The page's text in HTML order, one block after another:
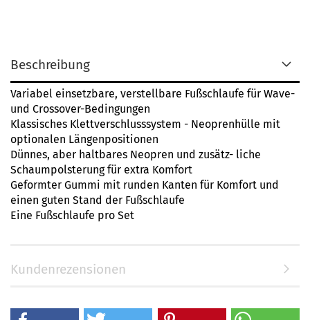
Beschreibung
Variabel einsetzbare, verstellbare Fußschlaufe für Wave-
und Crossover-Bedingungen
Klassisches Klettverschlusssystem - Neoprenhülle mit
optionalen Längenpositionen
Dünnes, aber haltbares Neopren und zusätz- liche
Schaumpolsterung für extra Komfort
Geformter Gummi mit runden Kanten für Komfort und
einen guten Stand der Fußschlaufe
Eine Fußschlaufe pro Set
Kundenrezensionen